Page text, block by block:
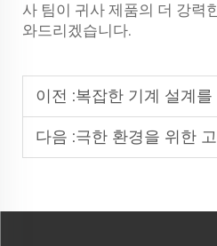
사 팀이 귀사 제품의 더 강력
와드리겠습니다.
이전 :복잡한 기계 설계를 위한
다음 :극한 환경을 위한 고강도 스